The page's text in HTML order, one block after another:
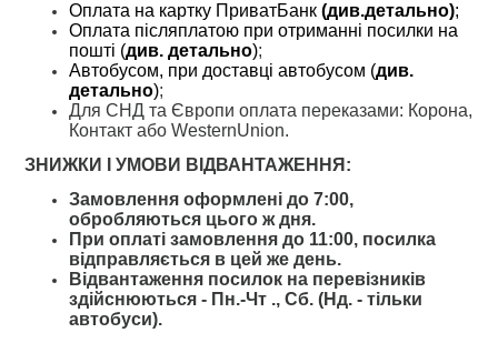
Оплата на картку ПриватБанк(див.детально);
Оплата післяплатою при отриманні посилки на
пошті (див. детально);
Автобусом, при доставці автобусом (див.
детально);
Для СНД та Європи оплата переказами: Корона,
Контакт або WesternUnion.
ЗНИЖКИ І УМОВИ ВІДВАНТАЖЕННЯ:
Замовлення оформлені до 7:00,
обробляються цього ж дня.
При оплаті замовлення до 11:00, посилка
відправляється в цей же день.
Відвантаження посилок на перевізників
здійснюються - Пн.-Чт ., Сб. (Нд. - тільки
автобуси).